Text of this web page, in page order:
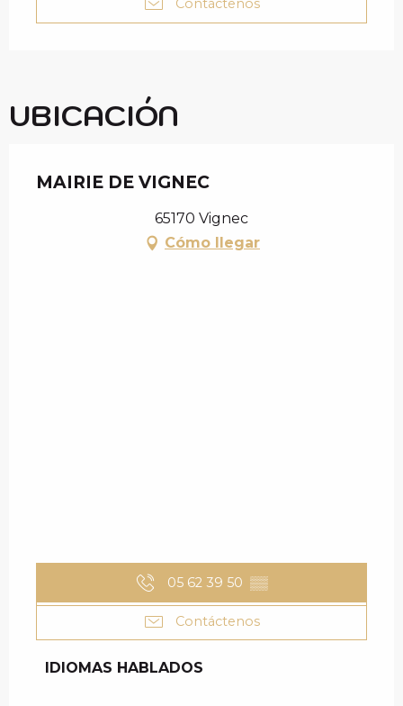
Contáctenos
UBICACIÓN
MAIRIE DE VIGNEC
65170 Vignec
Cómo llegar
05 62 39 50 ▒▒
Contáctenos
IDIOMAS HABLADOS
IDIOMAS HABLADOS